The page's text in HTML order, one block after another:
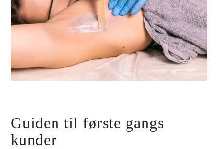
Guiden til første gangs
kunder